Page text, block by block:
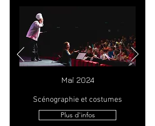
Mai 2024
Scénographie et costumes
Plus d'infos